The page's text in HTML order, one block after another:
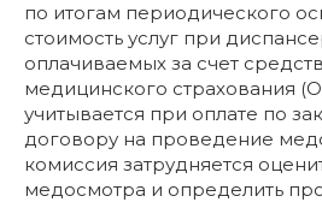
по итогам периодического
стоимость услуг при
оплачиваемых за счет
медицинского страхования
учитывается при оплате по
договору на проведение
комиссия затрудняется
медосмотра и определить